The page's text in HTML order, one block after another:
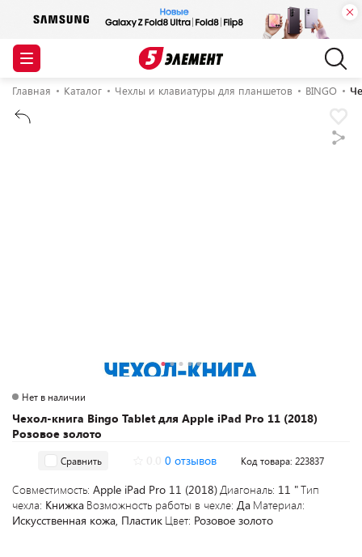
Главная Каталог Чехлы и клавиатуры для планшетов BINGO
Чехол-книга Bingo Tablet для Apple iPad Pro 11 (2018)
Розовое золото
Нет в наличии
Сравнить 0 отзывов Код товара: 223837
Совместимость: Apple iPad Pro 11 (2018)Диагональ: 11 "Тип
чехла: Книжка Возможность работы в чехле: Да Материал:
Искусственная кожа, Пластик Цвет: Розовое золото